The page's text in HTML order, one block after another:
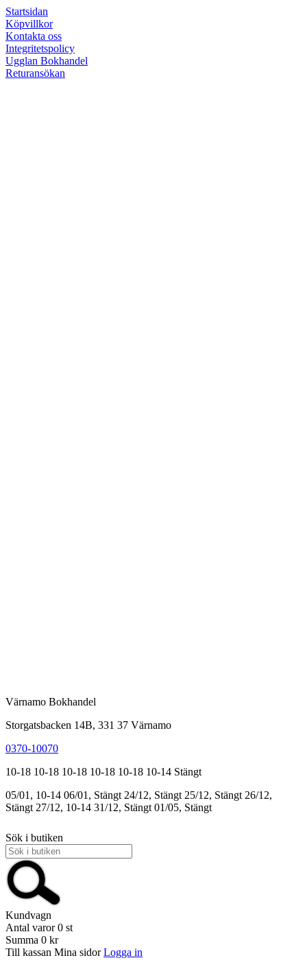
Startsidan
Köpvillkor
Kontakta oss
Integritetspolicy
Ugglan Bokhandel
Returansökan
Värnamo Bokhandel
Storgatsbacken 14B, 331 37 Värnamo
0370-10070
10-18 10-18 10-18 10-18 10-18 10-14 Stängt
05/01, 10-14 06/01, Stängt 24/12, Stängt 25/12, Stängt 26/12,
Stängt 27/12, 10-14 31/12, Stängt 01/05, Stängt
Sök i butiken
Kundvagn
Antal varor 0 st
Summa 0 kr
Till kassan Mina sidor Logga in